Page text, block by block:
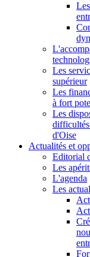
Les
supérieur
Les
à fort
Les
difficultés
d'Oise
Actualités et
Editorial
Les
L'agenda
Les